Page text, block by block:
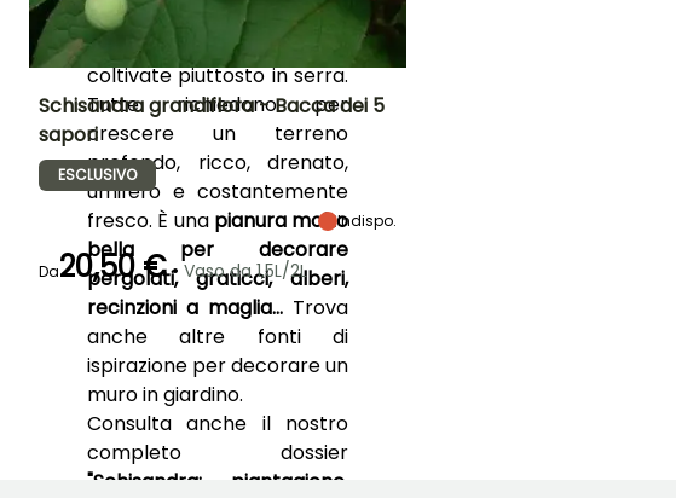
coccinea
e
S.
marmorata
che sono
coltivate piuttosto in serra.
Tutte richiedono per
crescere un terreno
profondo, ricco, drenato,
umifero e costantemente
fresco. È una pianura molto
bella per decorare
pergolati, graticci, alberi,
recinzioni a maglia... Trova
anche altre fonti di
ispirazione per decorare un
muro in giardino.
Consulta anche il nostro
completo dossier
"Schisandra: piantagione,
Altezza a maturità
6 m
Larghezza a
maturità
2 m
Mezz'ombra
Periodo di fioritura
maggio a
Periodo di messa a
dimora ragionevole
Marzo a
maggio,
settembre a
ottobre
Fino a -18°C
Schisandra grandiflora - Bacca dei 5
sapori
ESCLUSIVO
Indispo.
Da20,50 €• Vaso da 1,5L/2L